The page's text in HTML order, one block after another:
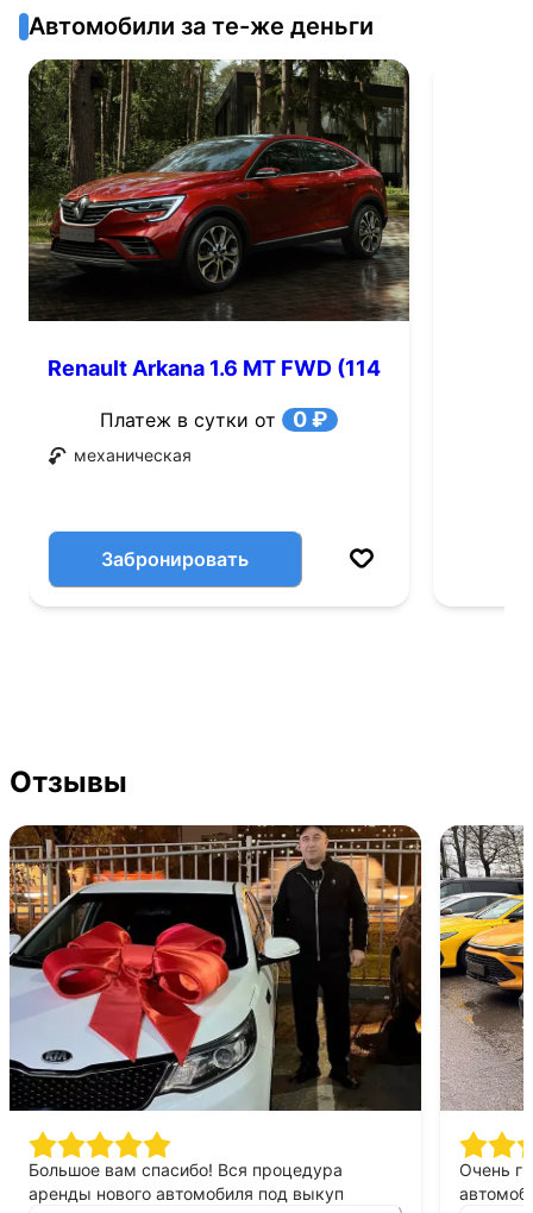
Автомобили за те-же деньги
Renault Arkana 1.6 MT FWD (114
Платеж в сутки от 0 ₽
механическая
Забронировать
Отзывы
Большое вам спасибо! Вся процедура
аренды нового автомобиля под выкуп
Очень